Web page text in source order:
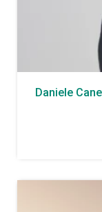
Daniele